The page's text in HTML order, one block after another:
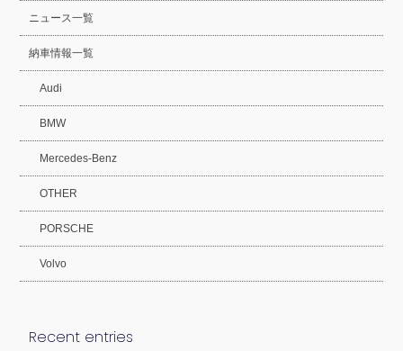
ニュース一覧
納車情報一覧
Audi
BMW
Mercedes-Benz
OTHER
PORSCHE
Volvo
Recent entries